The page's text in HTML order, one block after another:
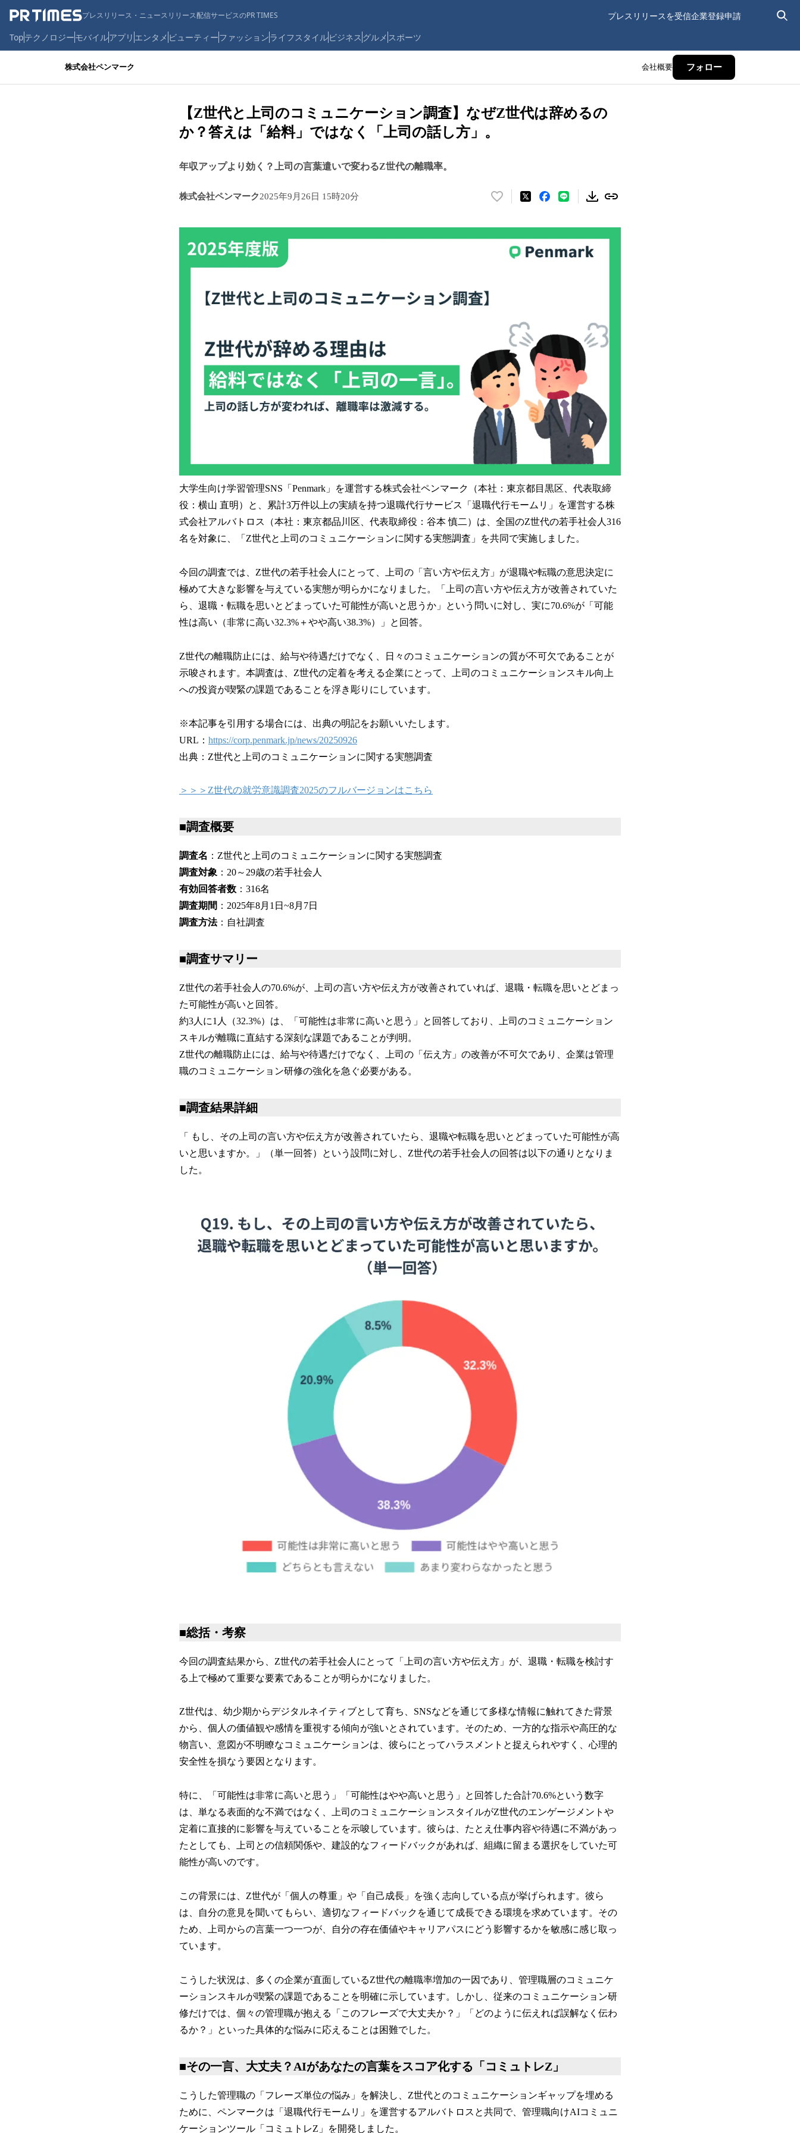
プレスリリース・ニュースリリース配信サービスのPR TIMES プレスリリースを受信企業登録申請
Topテクノロジーモバイルアプリ エンタメ ビューティーファッションライフスタイルビジネス グルメ スポーツ
株式会社ペンマーク 会社概要 フォロー
【Z世代と上司のコミュニケーション調査】なぜZ世代は辞めるの
か？答えは「給料」ではなく「上司の話し方」。
年収アップより効く？上司の言葉遣いで変わるZ世代の離職率。
株式会社ペンマーク2025年9月26日 15時20分
い
ね
！
す
大学生向け学習管理SNS「Penmark」を運営する株式会社ペンマーク（本社：東京都目黒区、代表取締
役：横山 直明）と、累計3万件以上の実績を持つ退職代行サービス「退職代行モームリ」を運営する株
式会社アルバトロス（本社：東京都品川区、代表取締役：谷本 慎二）は、全国のZ世代の若手社会人316
名を対象に、「Z世代と上司のコミュニケーションに関する実態調査」を共同で実施しました。
今回の調査では、Z世代の若手社会人にとって、上司の「言い方や伝え方」が退職や転職の意思決定に
極めて大きな影響を与えている実態が明らかになりました。「上司の言い方や伝え方が改善されていた
ら、退職・転職を思いとどまっていた可能性が高いと思うか」という問いに対し、実に70.6%が「可能
性は高い（非常に高い32.3%＋やや高い38.3%）」と回答。
Z世代の離職防止には、給与や待遇だけでなく、日々のコミュニケーションの質が不可欠であることが
示唆されます。本調査は、Z世代の定着を考える企業にとって、上司のコミュニケーションスキル向上
への投資が喫緊の課題であることを浮き彫りにしています。
※本記事を引用する場合には、出典の明記をお願いいたします。
URL： https://corp.penmark.jp/news/20250926
出典：Z世代と上司のコミュニケーションに関する実態調査
＞＞＞Z世代の就労意識調査2025のフルバージョンはこちら
■調査概要
調査名 ：Z世代と上司のコミュニケーションに関する実態調査
調査対象 ：20～29歳の若手社会人
有効回答者数 ：316名
調査期間 ：2025年8月1日~8月7日
調査方法：自社調査
■調査サマリー
Z世代の若手社会人の70.6%が、上司の言い方や伝え方が改善されていれば、退職・転職を思いとどまっ
た可能性が高いと回答。
約3人に1人（32.3%）は、「可能性は非常に高いと思う」と回答しており、上司のコミュニケーション
スキルが離職に直結する深刻な課題であることが判明。
Z世代の離職防止には、給与や待遇だけでなく、上司の「伝え方」の改善が不可欠であり、企業は管理
職のコミュニケーション研修の強化を急ぐ必要がある。
■調査結果詳細
「 もし、その上司の言い方や伝え方が改善されていたら、退職や転職を思いとどまっていた可能性が高
いと思いますか。」（単一回答）という設問に対し、Z世代の若手社会人の回答は以下の通りとなりま
した。
■総括・考察
今回の調査結果から、Z世代の若手社会人にとって「上司の言い方や伝え方」が、退職・転職を検討す
る上で極めて重要な要素であることが明らかになりました。
Z世代は、幼少期からデジタルネイティブとして育ち、SNSなどを通じて多様な情報に触れてきた背景
から、個人の価値観や感情を重視する傾向が強いとされています。そのため、一方的な指示や高圧的な
物言い、意図が不明瞭なコミュニケーションは、彼らにとってハラスメントと捉えられやすく、心理的
安全性を損なう要因となります。
特に、「可能性は非常に高いと思う」「可能性はやや高いと思う」と回答した合計70.6%という数字
は、単なる表面的な不満ではなく、上司のコミュニケーションスタイルがZ世代のエンゲージメントや
定着に直接的に影響を与えていることを示唆しています。彼らは、たとえ仕事内容や待遇に不満があっ
たとしても、上司との信頼関係や、建設的なフィードバックがあれば、組織に留まる選択をしていた可
能性が高いのです。
この背景には、Z世代が「個人の尊重」や「自己成長」を強く志向している点が挙げられます。彼ら
は、自分の意見を聞いてもらい、適切なフィードバックを通じて成長できる環境を求めています。その
ため、上司からの言葉一つ一つが、自分の存在価値やキャリアパスにどう影響するかを敏感に感じ取っ
ています。
こうした状況は、多くの企業が直面しているZ世代の離職率増加の一因であり、管理職層のコミュニケ
ーションスキルが喫緊の課題であることを明確に示しています。しかし、従来のコミュニケーション研
修だけでは、個々の管理職が抱える「このフレーズで大丈夫か？」「どのように伝えれば誤解なく伝わ
るか？」といった具体的な悩みに応えることは困難でした。
■その一言、大丈夫？AIがあなたの言葉をスコア化する「コミュトレZ」
こうした管理職の「フレーズ単位の悩み」を解決し、Z世代とのコミュニケーションギャップを埋める
ために、ペンマークは「退職代行モームリ」を運営するアルバトロスと共同で、管理職向けAIコミュニ
ケーションツール「コミュトレZ」を開発しました。